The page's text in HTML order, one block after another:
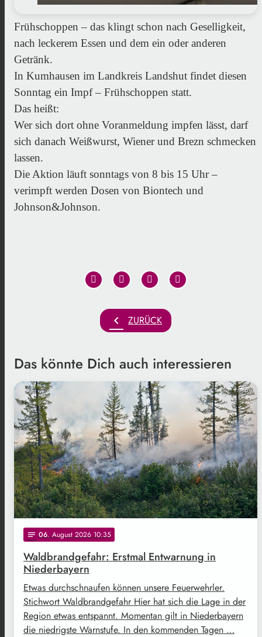
Frühschoppen – das klingt schon nach Geselligkeit,
nach leckerem Essen und dem ein oder anderen
Getränk.
In Kumhausen im Landkreis Landshut findet diesen
Sonntag ein Impf – Frühschoppen statt.
Das heißt:
Wer sich dort ohne Voranmeldung impfen lässt, darf
sich danach Weißwurst, Wiener und Brezn schmecken
lassen.
Die Aktion läuft sonntags von 8 bis 15 Uhr –
verimpft werden Dosen von Biontech und
Johnson&Johnson.
chevron_left ZURÜCK
Das könnte Dich auch interessieren
Freepik
notes 06. August 2026 10:35
Waldbrandgefahr: Erstmal Entwarnung in
Niederbayern
Etwas durchschnaufen können unsere Feuerwehrler.
Stichwort Waldbrandgefahr Hier hat sich die Lage in der
Region etwas entspannt. Momentan gilt in Niederbayern
die niedrigste Warnstufe. In den kommenden Tagen …